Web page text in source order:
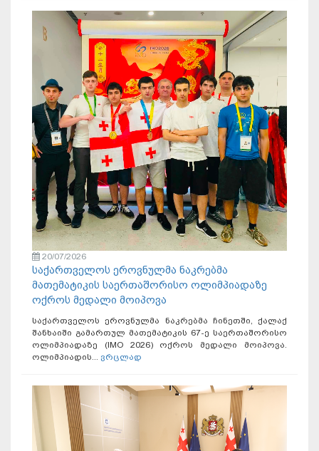
20/07/2026
საქართველოს ეროვნულმა ნაკრებმა
მათემატიკის საერთაშორისო ოლიმპიადაზე
ოქროს მედალი მოიპოვა
საქართველოს ეროვნულმა ნაკრებმა ჩინეთში, ქალაქ
შანხაიში გამართულ მათემატიკის 67-ე საერთაშორისო
ოლიმპიადაზე (IMO 2026) ოქროს მედალი მოიპოვა.
ოლიმპიადის... ვრცლად